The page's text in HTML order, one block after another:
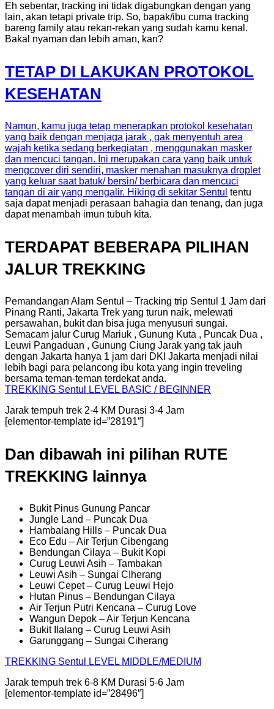
Eh sebentar, tracking ini tidak digabungkan dengan yang
lain, akan tetapi private trip. So, bapak/ibu cuma tracking
bareng family atau rekan-rekan yang sudah kamu kenal.
Bakal nyaman dan lebih aman, kan?
TETAP DI LAKUKAN PROTOKOL
KESEHATAN
Namun, kamu juga tetap menerapkan protokol kesehatan
yang baik dengan menjaga jarak , gak menyentuh area
wajah ketika sedang berkegiatan , menggunakan masker
dan mencuci tangan. Ini merupakan cara yang baik untuk
mengcover diri sendiri, masker menahan masuknya droplet
yang keluar saat batuk/ bersin/ berbicara dan mencuci
tangan di air yang mengalir. Hiking di sekitar Sentul tentu
saja dapat menjadi perasaan bahagia dan tenang, dan juga
dapat menambah imun tubuh kita.
TERDAPAT BEBERAPA PILIHAN
JALUR TREKKING
Pemandangan Alam Sentul – Tracking trip Sentul 1 Jam dari
Pinang Ranti, Jakarta Trek yang turun naik, melewati
persawahan, bukit dan bisa juga menyusuri sungai.
Semacam jalur Curug Mariuk , Gunung Kuta , Puncak Dua ,
Leuwi Pangaduan , Gunung Ciung Jarak yang tak jauh
dengan Jakarta hanya 1 jam dari DKI Jakarta menjadi nilai
lebih bagi para pelancong ibu kota yang ingin treveling
bersama teman-teman terdekat anda.
TREKKING Sentul
LEVEL BASIC / BEGINNER
Jarak tempuh trek 2-4 KM Durasi 3-4 Jam
[elementor-template id=”28191″]
Dan dibawah ini pilihan RUTE
TREKKING lainnya
Bukit Pinus Gunung Pancar
Jungle Land – Puncak Dua
Hambalang Hills – Puncak Dua
Eco Edu – Air Terjun Cibengang
Bendungan Cilaya – Bukit Kopi
Curug Leuwi Asih – Tambakan
Leuwi Asih – Sungai CIherang
Leuwi Cepet – Curug Leuwi Hejo
Hutan Pinus – Bendungan Cilaya
Air Terjun Putri Kencana – Curug Love
Wangun Depok – Air Terjun Kencana
Bukit Ilalang – Curug Leuwi Asih
Garunggang – Sungai Ciherang
TREKKING Sentul
LEVEL MIDDLE/MEDIUM
Jarak tempuh trek 6-8 KM Durasi 5-6 Jam
[elementor-template id=”28496″]